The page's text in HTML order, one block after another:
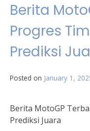
Berita
Progres
Prediksi
Posted on January 1,
Berita MotoGP
Prediksi Juara